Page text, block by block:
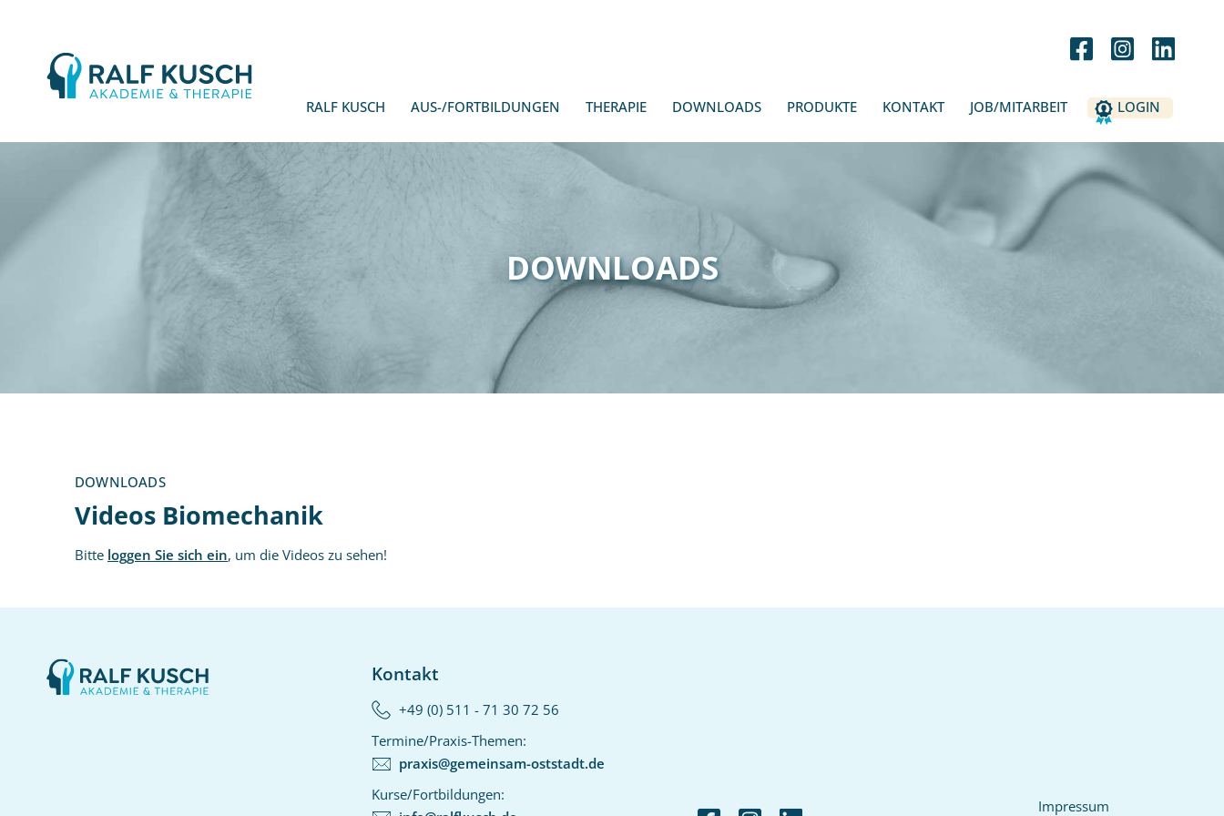
Ralf
Kusch
RALF KUSCH
AUS-/FORTBILDUNGEN THERAPIE DOWNLOADS PRODUKTE KONTAKT JOB/MITARBEIT LOGIN
DOWNLOADS
DOWNLOADS
Videos Biomechanik
Bitte loggen Sie sich ein, um die Videos zu sehen!
Kontakt
+49 (0) 511 - 71 30 72 56‬
Termine/Praxis-Themen:
praxis@gemeinsam-oststadt.de
Kurse/Fortbildungen:
Impressum